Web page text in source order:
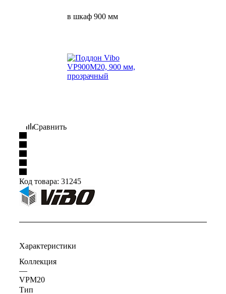
в шкаф 900 мм
Сравнить
Код товара: 31245
Характеристики
Коллекция
—
VPM20
Тип